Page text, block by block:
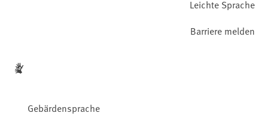
Leichte Sprache
Gebärdensprache
Barriere melden